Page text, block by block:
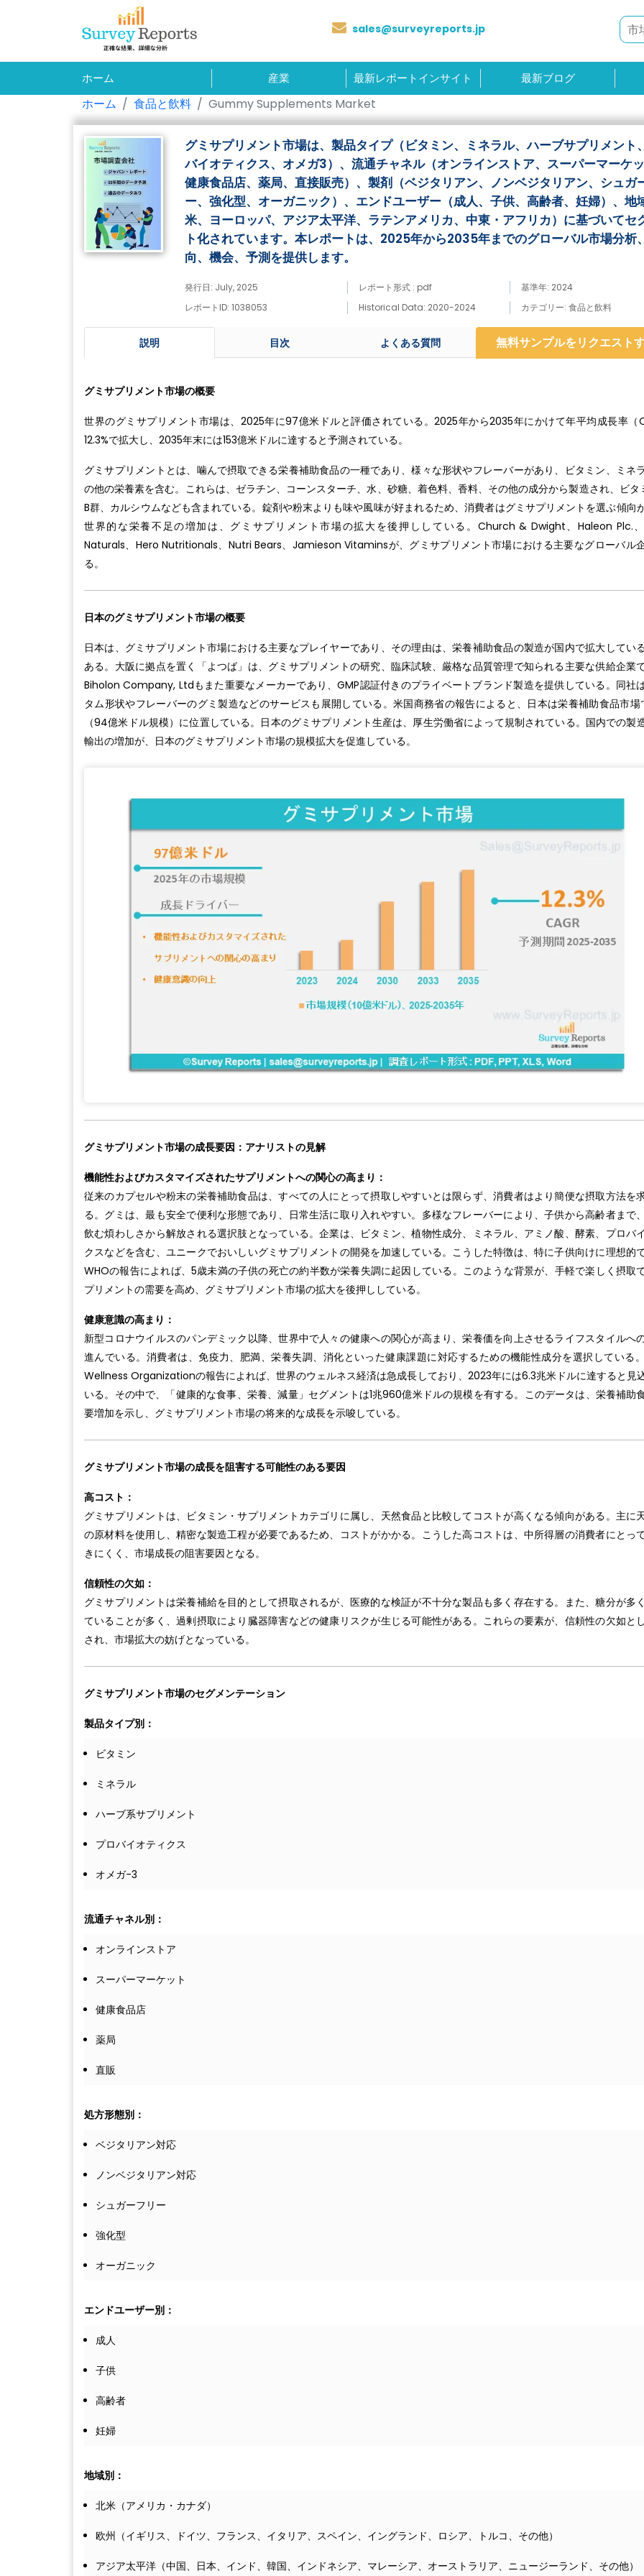
sales@surveyreports.jp
ホーム 産業 最新レポートインサイト 最新ブログ
ホーム 食品と飲料 Gummy Supplements Market
グミサプリメント市場は、製品タイプ（ビタミン、ミネラル、ハーブサプリメント
バイオティクス、オメガ3）、流通チャネル（オンラインストア、スーパーマーケ
健康食品店、薬局、直接販売）、製剤（ベジタリアン、ノンベジタリアン、シュガ
ー、強化型、オーガニック）、エンドユーザー（成人、子供、高齢者、妊婦）、地
米、ヨーロッパ、アジア太平洋、ラテンアメリカ、中東・アフリカ）に基づいてセ
ト化されています。本レポートは、2025年から2035年までのグローバル市場分析
向、機会、予測を提供します。
発行日: July, 2025 レポート形式 : pdf
基準年: 2024
レポートID: 1038053
Historical Data: 2020-2024 カテゴリー: 食品と飲料
説明 目次 よくある質問 無料サンプルをリクエスト
グミサプリメント市場の概要
世界のグミサプリメント市場は、2025年に97億米ドルと評価されている。2025年から2035年にかけて年平均成長率（
12.3%で拡大し、2035年末には153億米ドルに達すると予測されている。
グミサプリメントとは、噛んで摂取できる栄養補助食品の一種であり、様々な形状やフレーバーがあり、ビタミン、ミネ
の他の栄養素を含む。これらは、ゼラチン、コーンスターチ、水、砂糖、着色料、香料、その他の成分から製造され、ビタ
B群、カルシウムなども含まれている。錠剤や粉末よりも味や風味が好まれるため、消費者はグミサプリメントを選ぶ傾向
世界的な栄養不足の増加は、グミサプリメント市場の拡大を後押ししている。Church & Dwight、Haleon Plc.
Naturals、Hero Nutritionals、Nutri Bears、Jamieson Vitaminsが、グミサプリメント市場における主要なグローバル
る。
日本のグミサプリメント市場の概要
日本は、グミサプリメント市場における主要なプレイヤーであり、その理由は、栄養補助食品の製造が国内で拡大してい
ある。大阪に拠点を置く「よつば」は、グミサプリメントの研究、臨床試験、厳格な品質管理で知られる主要な供給企業
Biholon Company, Ltdもまた重要なメーカーであり、GMP認証付きのプライベートブランド製造を提供している。同社
タム形状やフレーバーのグミ製造などのサービスも展開している。米国商務省の報告によると、日本は栄養補助食品市場
（94億米ドル規模）に位置している。日本のグミサプリメント生産は、厚生労働省によって規制されている。国内での製
輸出の増加が、日本のグミサプリメント市場の規模拡大を促進している。
グミサプリメント市場の成長要因：アナリストの見解
機能性およびカスタマイズされたサプリメントへの関心の高まり：
従来のカプセルや粉末の栄養補助食品は、すべての人にとって摂取しやすいとは限らず、消費者はより簡便な摂取方法を
る。グミは、最も安全で便利な形態であり、日常生活に取り入れやすい。多様なフレーバーにより、子供から高齢者まで
飲む煩わしさから解放される選択肢となっている。企業は、ビタミン、植物性成分、ミネラル、アミノ酸、酵素、プロバ
クスなどを含む、ユニークでおいしいグミサプリメントの開発を加速している。こうした特徴は、特に子供向けに理想的
WHOの報告によれば、5歳未満の子供の死亡の約半数が栄養失調に起因している。このような背景が、手軽で楽しく摂取
プリメントの需要を高め、グミサプリメント市場の拡大を後押ししている。
健康意識の高まり：
新型コロナウイルスのパンデミック以降、世界中で人々の健康への関心が高まり、栄養価を向上させるライフスタイルへ
進んでいる。消費者は、免疫力、肥満、栄養失調、消化といった健康課題に対応するための機能性成分を選択している
Wellness Organizationの報告によれば、世界のウェルネス経済は急成長しており、2023年には6.3兆米ドルに達すると見
いる。その中で、「健康的な食事、栄養、減量」セグメントは1兆960億米ドルの規模を有する。このデータは、栄養補助
要増加を示し、グミサプリメント市場の将来的な成長を示唆している。
グミサプリメント市場の成長を阻害する可能性のある要因
高コスト：
グミサプリメントは、ビタミン・サプリメントカテゴリに属し、天然食品と比較してコストが高くなる傾向がある。主に
の原材料を使用し、精密な製造工程が必要であるため、コストがかかる。こうした高コストは、中所得層の消費者にとっ
きにくく、市場成長の阻害要因となる。
信頼性の欠如：
グミサプリメントは栄養補給を目的として摂取されるが、医療的な検証が不十分な製品も多く存在する。また、糖分が多
ていることが多く、過剰摂取により臓器障害などの健康リスクが生じる可能性がある。これらの要素が、信頼性の欠如と
され、市場拡大の妨げとなっている。
グミサプリメント市場のセグメンテーション
製品タイプ別：
ビタミン
ミネラル
ハーブ系サプリメント
プロバイオティクス
オメガ-3
流通チャネル別：
オンラインストア
スーパーマーケット
健康食品店
薬局
直販
処方形態別：
ベジタリアン対応
ノンベジタリアン対応
シュガーフリー
強化型
オーガニック
エンドユーザー別：
成人
子供
高齢者
妊婦
地域別：
北米（アメリカ・カナダ）
欧州（イギリス、ドイツ、フランス、イタリア、スペイン、イングランド、ロシア、トルコ、その他）
アジア太平洋（中国、日本、インド、韓国、インドネシア、マレーシア、オーストラリア、ニュージーランド、その他）